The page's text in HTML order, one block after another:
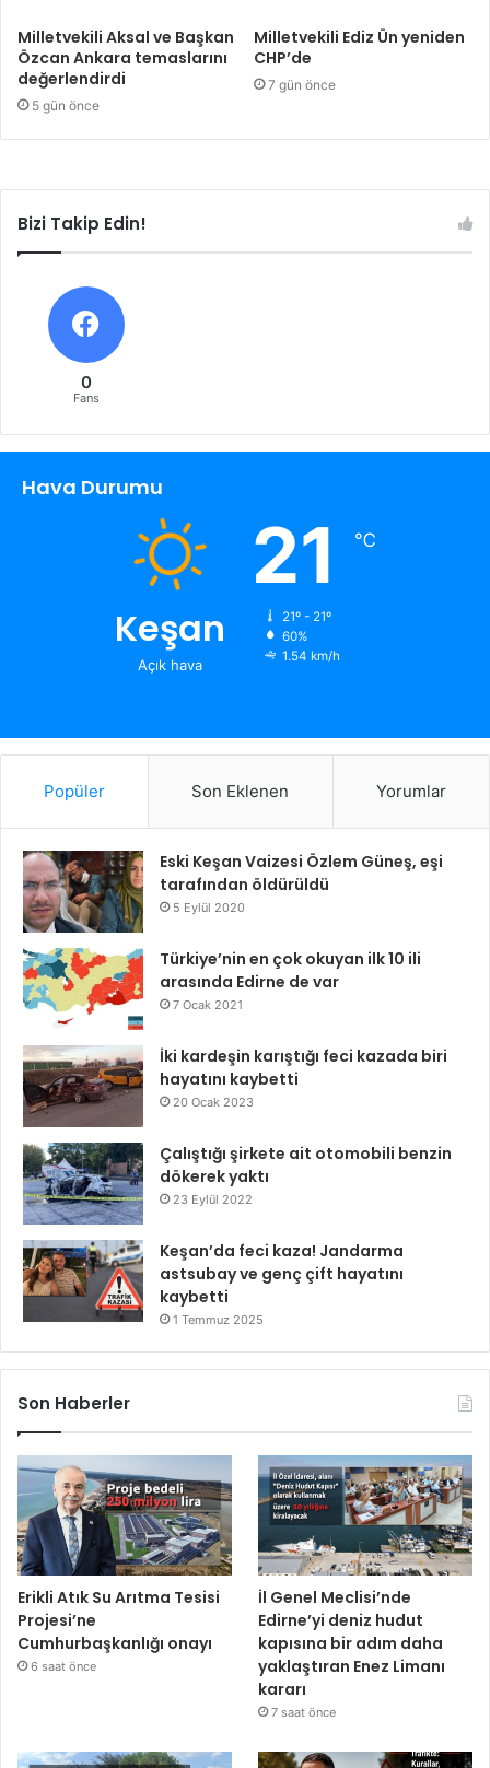
Milletvekili Aksal ve Başkan
Özcan Ankara temaslarını
değerlendirdi
5 gün önce
Milletvekili Ediz Ün yeniden
CHP’de
7 gün önce
Bizi Takip Edin!
0
Fans
Hava Durumu
Keşan
Açık hava
21 ℃
21º - 21º
60%
1.54 km/h
Popüler Son Eklenen Yorumlar
Eski Keşan Vaizesi Özlem Güneş, eşi
tarafından öldürüldü
5 Eylül 2020
Türkiye’nin en çok okuyan ilk 10 ili
arasında Edirne de var
7 Ocak 2021
İki kardeşin karıştığı feci kazada biri
hayatını kaybetti
20 Ocak 2023
Çalıştığı şirkete ait otomobili benzin
dökerek yaktı
23 Eylül 2022
Keşan’da feci kaza! Jandarma
astsubay ve genç çift hayatını
kaybetti
1 Temmuz 2025
Son Haberler
Erikli Atık Su Arıtma Tesisi
Projesi’ne
Cumhurbaşkanlığı onayı
6 saat önce
İl Genel Meclisi’nde
Edirne’yi deniz hudut
kapısına bir adım daha
yaklaştıran Enez Limanı
kararı
7 saat önce